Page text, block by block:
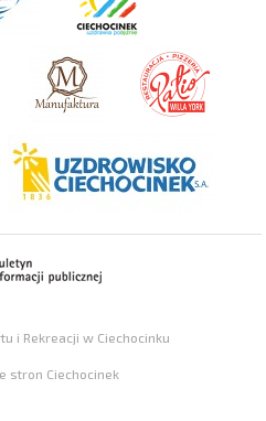
i Rekreacji w Ciechocinku
stron Ciechocinek